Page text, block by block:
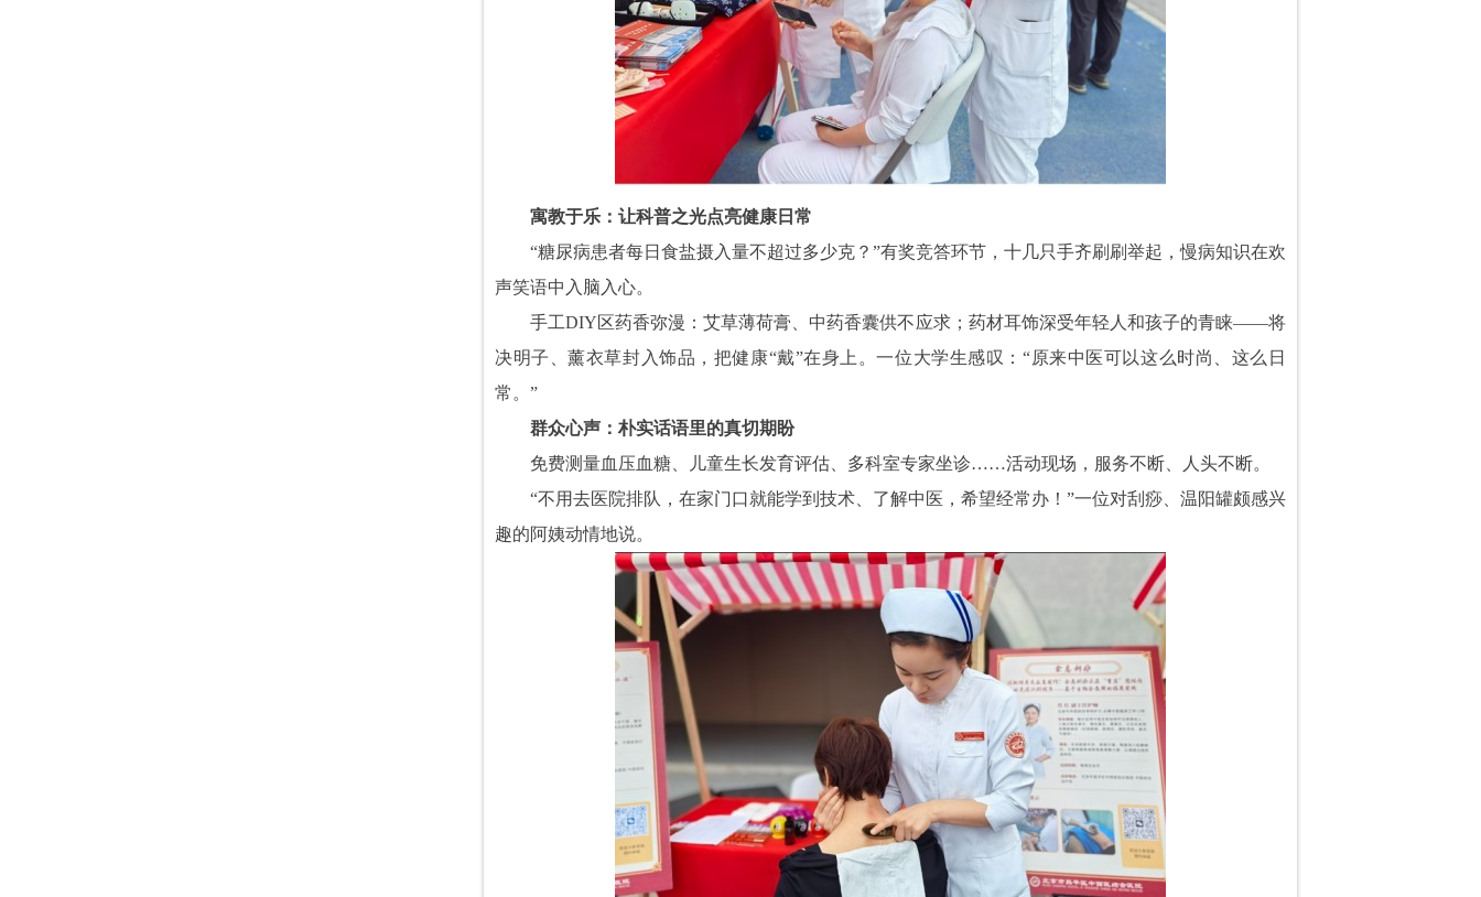
寓教于乐：让科普之光点亮健康日常
“糖尿病患者每日食盐摄入量不超过多少克？”有奖竞答环节，十几只手齐刷刷举起，慢病知识在欢
声笑语中入脑入心。
手工DIY区药香弥漫：艾草薄荷膏、中药香囊供不应求；药材耳饰深受年轻人和孩子的青睐——将
决明子、薰衣草封入饰品，把健康“戴”在身上。一位大学生感叹：“原来中医可以这么时尚、这么日
常。”
群众心声：朴实话语里的真切期盼
免费测量血压血糖、儿童生长发育评估、多科室专家坐诊……活动现场，服务不断、人头不断。
“不用去医院排队，在家门口就能学到技术、了解中医，希望经常办！”一位对刮痧、温阳罐颇感兴
趣的阿姨动情地说。